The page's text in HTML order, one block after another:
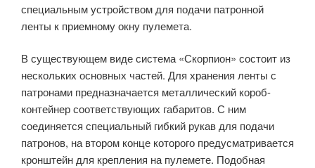
специальным устройством для подачи патронной
ленты к приемному окну пулемета.
В существующем виде система «Скорпион» состоит из
нескольких основных частей. Для хранения ленты с
патронами предназначается металлический короб-
контейнер соответствующих габаритов. С ним
соединяется специальный гибкий рукав для подачи
патронов, на втором конце которого предусматривается
кронштейн для крепления на пулемете. Подобная